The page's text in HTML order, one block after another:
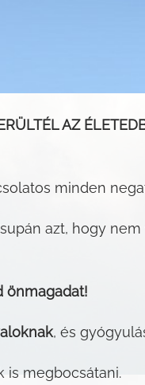
AZ
minden
azt, hogy
önmagadat!
, és
is megbocsátani.